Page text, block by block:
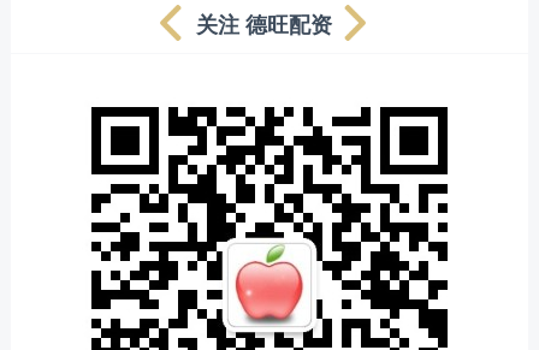
关注 德旺配资